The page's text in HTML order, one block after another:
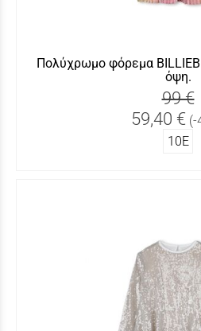
Πολύχρωμο φόρεμα
όψη.
99 €
59,40 € (-
10Ε